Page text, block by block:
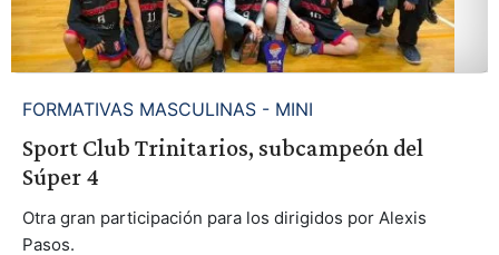
FORMATIVAS MASCULINAS - MINI
Sport Club Trinitarios, subcampeón del
Súper 4
Otra gran participación para los dirigidos por Alexis
Pasos.